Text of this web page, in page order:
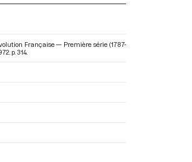
Française — Première série (1787-
p. 314.